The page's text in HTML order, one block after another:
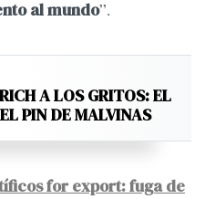
al mundo”.
A LOS GRITOS: EL
PIN DE MALVINAS
for export: fuga de